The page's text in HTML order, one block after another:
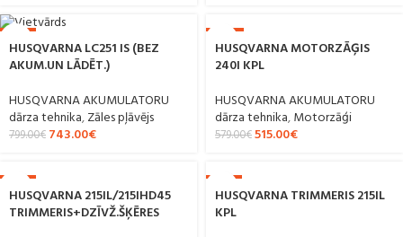
HUSQVARNA LC251 IS (BEZ
AKUM.UN LĀDĒT.)
HUSQVARNA AKUMULATORU
dārza tehnika,Zāles pļāvējs
799.00€ 743.00€
HUSQVARNA MOTORZĀĢIS
240I KPL
HUSQVARNA AKUMULATORU
dārza tehnika,Motorzāģi
579.00€515.00€
HUSQVARNA 215IL/215IHD45
TRIMMERIS+DZĪVŽ.ŠĶĒRES
HUSQVARNA TRIMMERIS 215IL
KPL